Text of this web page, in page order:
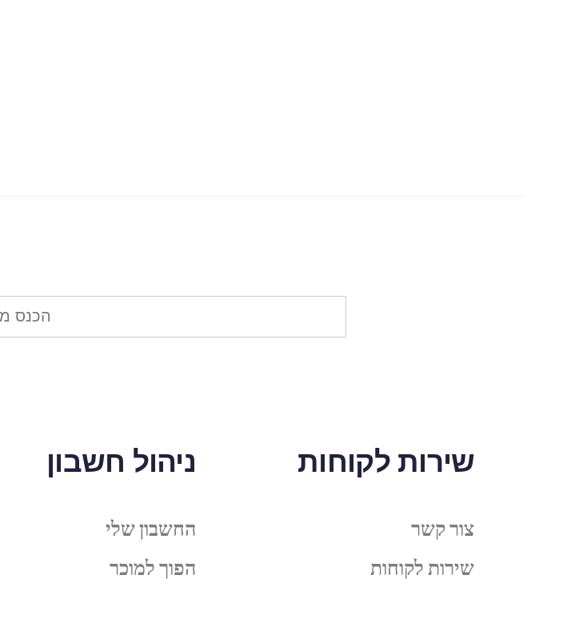
שירות לקוחות
צור קשר
שירות לקוחות
ניהול חשבון
החשבון שלי
הפוך למוכר